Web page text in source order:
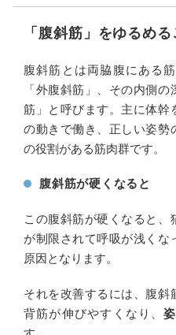
「腹斜筋」をゆるめ
腹斜筋とは両脇腹にある
「外腹斜筋」、その内側
筋」と呼びます。主に体幹
の動きで働き、正しい姿勢
の役割がある筋肉群です。
腹斜筋が硬くなると
この腹斜筋が硬くなると、
が制限されて呼吸が浅くな
原因となります。
それを改善するには、腹斜
背筋が伸びやすくなり、